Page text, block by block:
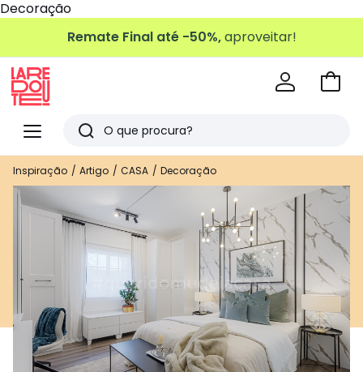
Decoração
Remate Final até -50%,aproveitar!
Menu
Redoute
Pesquisar
Últimos
artigos
vistos
Ir
Inspiração Artigo CASA Decoração